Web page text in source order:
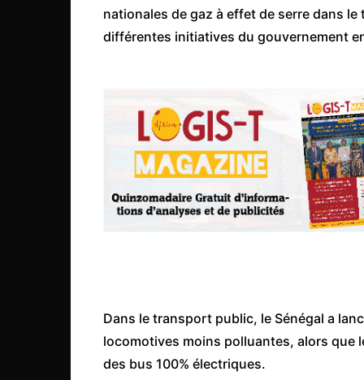
Ile Maurice
Kenya
Mali
Malawi Fr
Maroc
Mauritanie
Niger
Ouganda
Rwanda
nationales de gaz à effet de serre dans
différentes initiatives du gouvernement
Dans le transport public, le Sénégal a
locomotives moins polluantes, alors que
des bus 100% électriques.